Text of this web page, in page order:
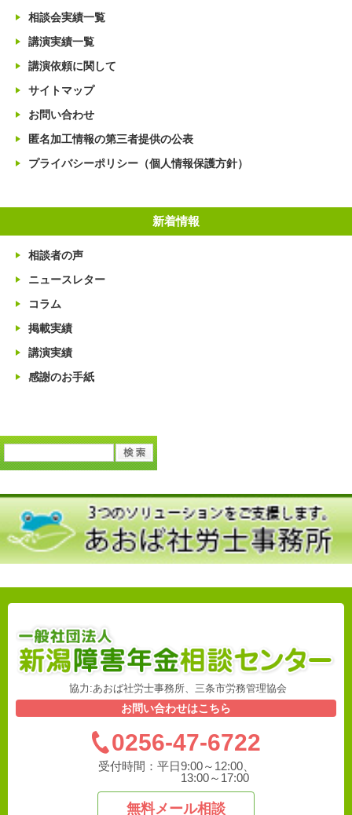
相談会実績一覧
講演実績一覧
講演依頼に関して
サイトマップ
お問い合わせ
匿名加工情報の第三者提供の公表
プライバシーポリシー（個人情報保護方針）
新着情報
相談者の声
ニュースレター
コラム
掲載実績
講演実績
感謝のお手紙
協力:あおば社労士事務所、三条市労務管理協会
お問い合わせはこちら
0256-47-6722
受付時間： 平日9:00～12:00、
13:00～17:00
無料メール相談